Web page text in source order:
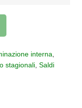
interna
stagionali Saldi